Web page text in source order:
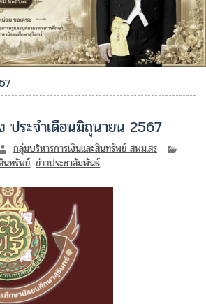
ประจำเดือนมิถุนายน 2567
กลุ่มบริหารการเงินและสินทรัพย์ สพม.สร
นทรัพย์,ข่าวประชาสัมพันธ์